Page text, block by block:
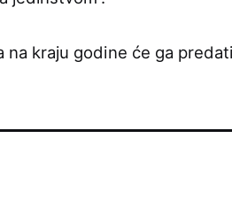
na kraju godine će ga